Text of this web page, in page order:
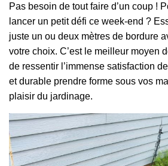
Pas besoin de tout faire d’un coup !
lancer un petit défi ce week-end ?
juste un ou deux mètres de bordure
votre choix. C’est le meilleur moyen
de ressentir l’immense satisfaction
et durable prendre forme sous vos
plaisir du jardinage.